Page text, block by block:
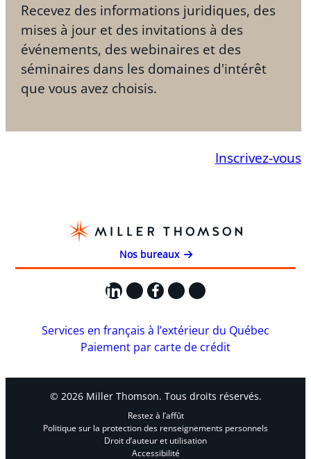
Recevez des informations juridiques, des
mises à jour et des invitations à des
événements, des webinaires et des
séminaires dans les domaines d'intérêt
que vous avez choisis.
Inscrivez-vous
Nos bureaux
LinkedIn
X Facebook
Instagram
YouTube
Services en français à l’extérieur du Québec
Paiement par carte de crédit
© 2026 Miller Thomson. Tous droits réservés.
Restez à l’affût
Politique sur la protection des renseignements personnels
Droit d’auteur et utilisation
Accessibilité